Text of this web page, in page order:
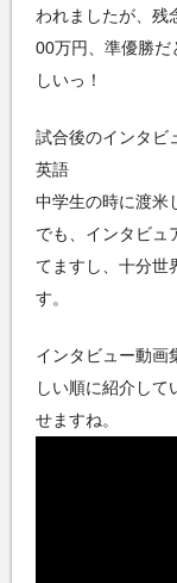
われましたが、残
00万円、準優勝
しいっ！
試合後のインタビ
英語
中学生の時に渡米
でも、インタビュ
てますし、十分世
す。
インタビュー動画
しい順に紹介し
せますね。